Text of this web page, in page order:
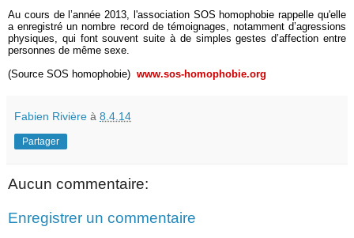
Au cours de l’année 2013, l'association SOS homophobie rappelle qu'elle
a enregistré un nombre record de témoignages, notamment d’agressions
physiques, qui font souvent suite à de simples gestes d’affection entre
personnes de même sexe.
(Source SOS homophobie) www.sos-homophobie.org
Fabien Rivière à 8.4.14
Partager
Aucun commentaire:
Enregistrer un commentaire